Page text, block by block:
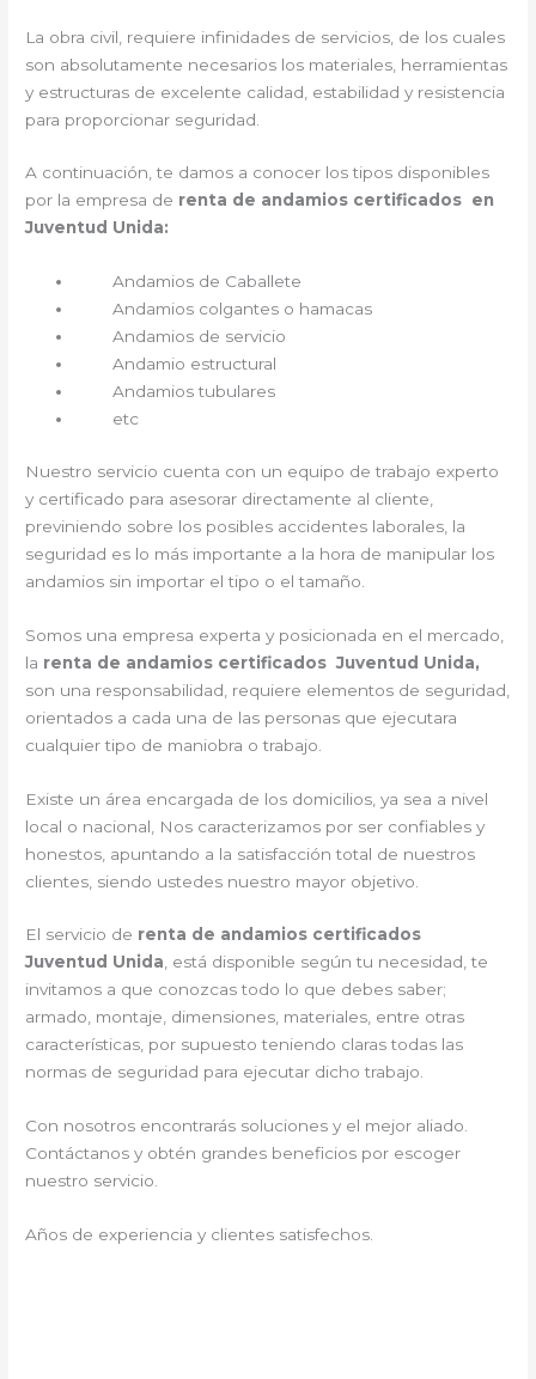
La obra civil, requiere infinidades de servicios, de los cuales
son absolutamente necesarios los materiales, herramientas
y estructuras de excelente calidad, estabilidad y resistencia
para proporcionar seguridad.
A continuación, te damos a conocer los tipos disponibles
por la empresa de renta de andamios certificados en
Juventud Unida:
Andamios de Caballete
Andamios colgantes o hamacas
Andamios de servicio
Andamio estructural
Andamios tubulares
etc
Nuestro servicio cuenta con un equipo de trabajo experto
y certificado para asesorar directamente al cliente,
previniendo sobre los posibles accidentes laborales, la
seguridad es lo más importante a la hora de manipular los
andamios sin importar el tipo o el tamaño.
Somos una empresa experta y posicionada en el mercado,
la renta de andamios certificados Juventud Unida,
son una responsabilidad, requiere elementos de seguridad,
orientados a cada una de las personas que ejecutara
cualquier tipo de maniobra o trabajo.
Existe un área encargada de los domicilios, ya sea a nivel
local o nacional, Nos caracterizamos por ser confiables y
honestos, apuntando a la satisfacción total de nuestros
clientes, siendo ustedes nuestro mayor objetivo.
El servicio de renta de andamios certificados
Juventud Unida, está disponible según tu necesidad, te
invitamos a que conozcas todo lo que debes saber;
armado, montaje, dimensiones, materiales, entre otras
características, por supuesto teniendo claras todas las
normas de seguridad para ejecutar dicho trabajo.
Con nosotros encontrarás soluciones y el mejor aliado.
Contáctanos y obtén grandes beneficios por escoger
nuestro servicio.
Años de experiencia y clientes satisfechos.